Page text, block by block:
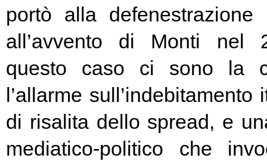
portò alla
all’avvento di Monti nel
questo caso ci sono la
l’allarme
di risalita dello spread, e
mediatico-politico che